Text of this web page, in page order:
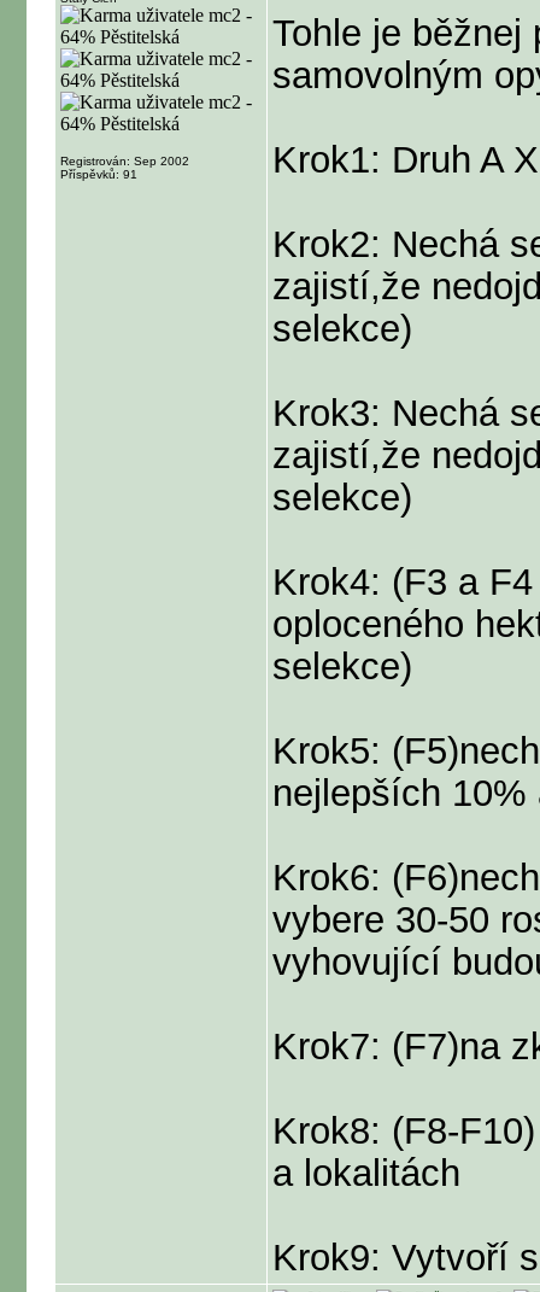
Registrován: Sep 2002
Příspěvků: 91
Tohle je běžnej
samovolným
Krok1: Druh A
Krok2: Nechá
zajistí,že
selekce)
Krok3: Nechá
zajistí,že
selekce)
Krok4: (F3 a
oploceného
selekce)
Krok5:
nejlepších
Krok6:
vybere 30-50
vyhovující
Krok7: (F7)na
Krok8: (F8-
a lokalitách
Krok9: Vytvoří